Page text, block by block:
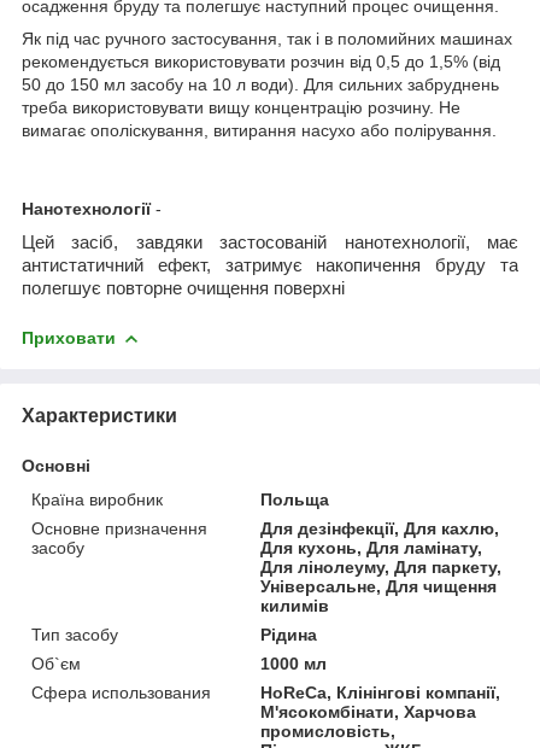
осадження бруду та полегшує наступний процес очищення.
Як під час ручного застосування, так і в поломийних машинах
рекомендується використовувати розчин від 0,5 до 1,5% (від
50 до 150 мл засобу на 10 л води). Для сильних забруднень
треба використовувати вищу концентрацію розчину. Не
вимагає ополіскування, витирання насухо або полірування.
Нанотехнології -
Цей засіб, завдяки застосованій нанотехнології, має
антистатичний ефект, затримує накопичення бруду та
полегшує повторне очищення поверхні
Приховати
Характеристики
Основні
Країна виробник
Польща
Основне призначення
засобу
Для дезінфекції, Для кахлю,
Для кухонь, Для ламінату,
Для лінолеуму, Для паркету,
Універсальне, Для чищення
килимів
Тип засобу
Рідина
Об`єм
1000 мл
Сфера использования
HoReCa, Клінінгові компанії,
М'ясокомбінати, Харчова
промисловість,